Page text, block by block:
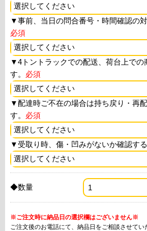
▼事前、当日の問合番号・時間確認の
必須
▼4トントラックでの配送、荷台上での
す。 必須
▼配達時ご不在の場合は持ち戻り・再
す。 必須
▼ 受取り時、傷・凹みがないか確認する
◆数量
※ご注文時に納品日の選択欄はございません※
ご注文後のお電話にて、納品日をご相談させてい